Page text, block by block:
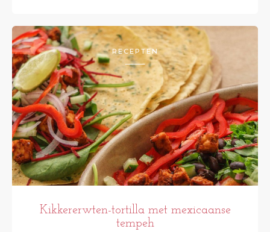
RECEPTEN
Kikkererwten-tortilla met mexicaanse
tempeh